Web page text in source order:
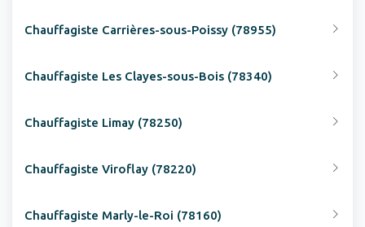
Chauffagiste Carrières-sous-Poissy (78955)
Chauffagiste Les Clayes-sous-Bois (78340)
Chauffagiste Limay (78250)
Chauffagiste Viroflay (78220)
Chauffagiste Marly-le-Roi (78160)